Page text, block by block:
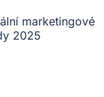
marketingové
2025